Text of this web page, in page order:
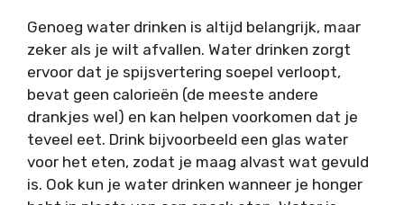
Genoeg water drinken is altijd belangrijk, maar
zeker als je wilt afvallen. Water drinken zorgt
ervoor dat je spijsvertering soepel verloopt,
bevat geen calorieën (de meeste andere
drankjes wel) en kan helpen voorkomen dat je
teveel eet. Drink bijvoorbeeld een glas water
voor het eten, zodat je maag alvast wat gevuld
is. Ook kun je water drinken wanneer je honger